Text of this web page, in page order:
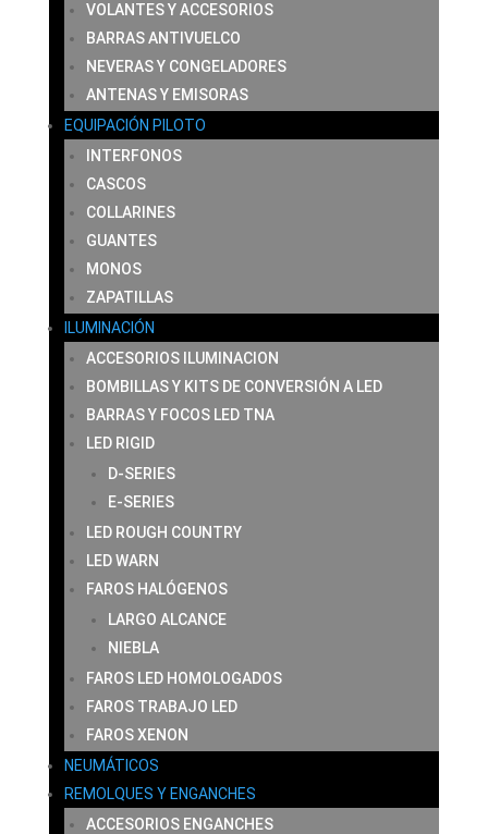
VOLANTES Y ACCESORIOS
BARRAS ANTIVUELCO
NEVERAS Y CONGELADORES
ANTENAS Y EMISORAS
EQUIPACIÓN PILOTO
INTERFONOS
CASCOS
COLLARINES
GUANTES
MONOS
ZAPATILLAS
ILUMINACIÓN
ACCESORIOS ILUMINACION
BOMBILLAS Y KITS DE CONVERSIÓN A LED
BARRAS Y FOCOS LED TNA
LED RIGID
D-SERIES
E-SERIES
LED ROUGH COUNTRY
LED WARN
FAROS HALÓGENOS
LARGO ALCANCE
NIEBLA
FAROS LED HOMOLOGADOS
FAROS TRABAJO LED
FAROS XENON
NEUMÁTICOS
REMOLQUES Y ENGANCHES
ACCESORIOS ENGANCHES